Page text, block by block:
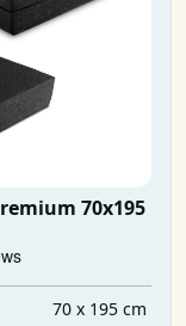
70x195
70 x 195 cm